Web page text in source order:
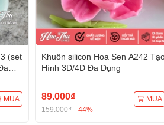
(set
MUA
Khuôn silicon Hoa Sen A242
Hình 3D/4D Đa Dụng
89.000₫
159.000₫ -44%
MUA